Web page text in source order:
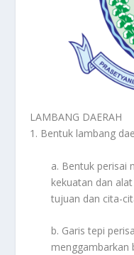
LAMBANG DAERAH
1. Bentuk lambang
a. Bentuk perisai
kekuatan dan
tujuan dan cita-
b. Garis tepi
menggambarkan